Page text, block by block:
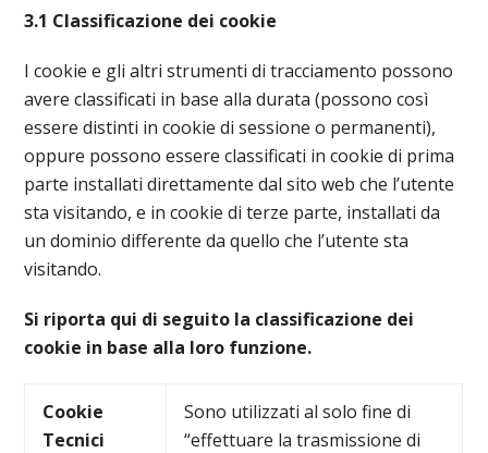
3.1 Classificazione dei cookie
I cookie e gli altri strumenti di tracciamento possono
avere classificati in base alla durata (possono così
essere distinti in cookie di sessione o permanenti),
oppure possono essere classificati in cookie di prima
parte installati direttamente dal sito web che l’utente
sta visitando, e in cookie di terze parte, installati da
un dominio differente da quello che l’utente sta
visitando.
Si riporta qui di seguito la classificazione dei
cookie in base alla loro funzione.
Cookie
Tecnici
Sono utilizzati al solo fine di
“effettuare la trasmissione di